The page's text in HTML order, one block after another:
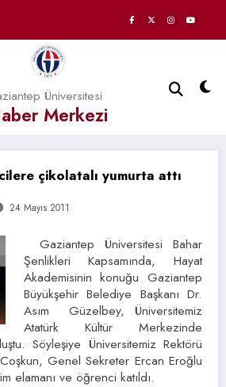
Üniversitesi
Merkezi
çikolatalı yumurta attı
24 Mayıs 2011
Gaziantep Üniversitesi Bahar
Şenlikleri Kapsamında, Hayat
Akademisinin konuğu Gaziantep
Büyükşehir Belediye Başkanı Dr.
Asım Güzelbey, Üniversitemiz
Atatürk Kültür Merkezinde
Söyleşiye Üniversitemiz Rektörü
Genel Sekreter Ercan Eroğlu
elamanı ve öğrenci katıldı.